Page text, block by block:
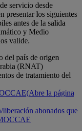
servicio desde
presentar los siguientes
antes de la salida
y Medio
valide.
del país de origen
(RNAT)
de tratamiento del
(Abre la página
liberación abonados que